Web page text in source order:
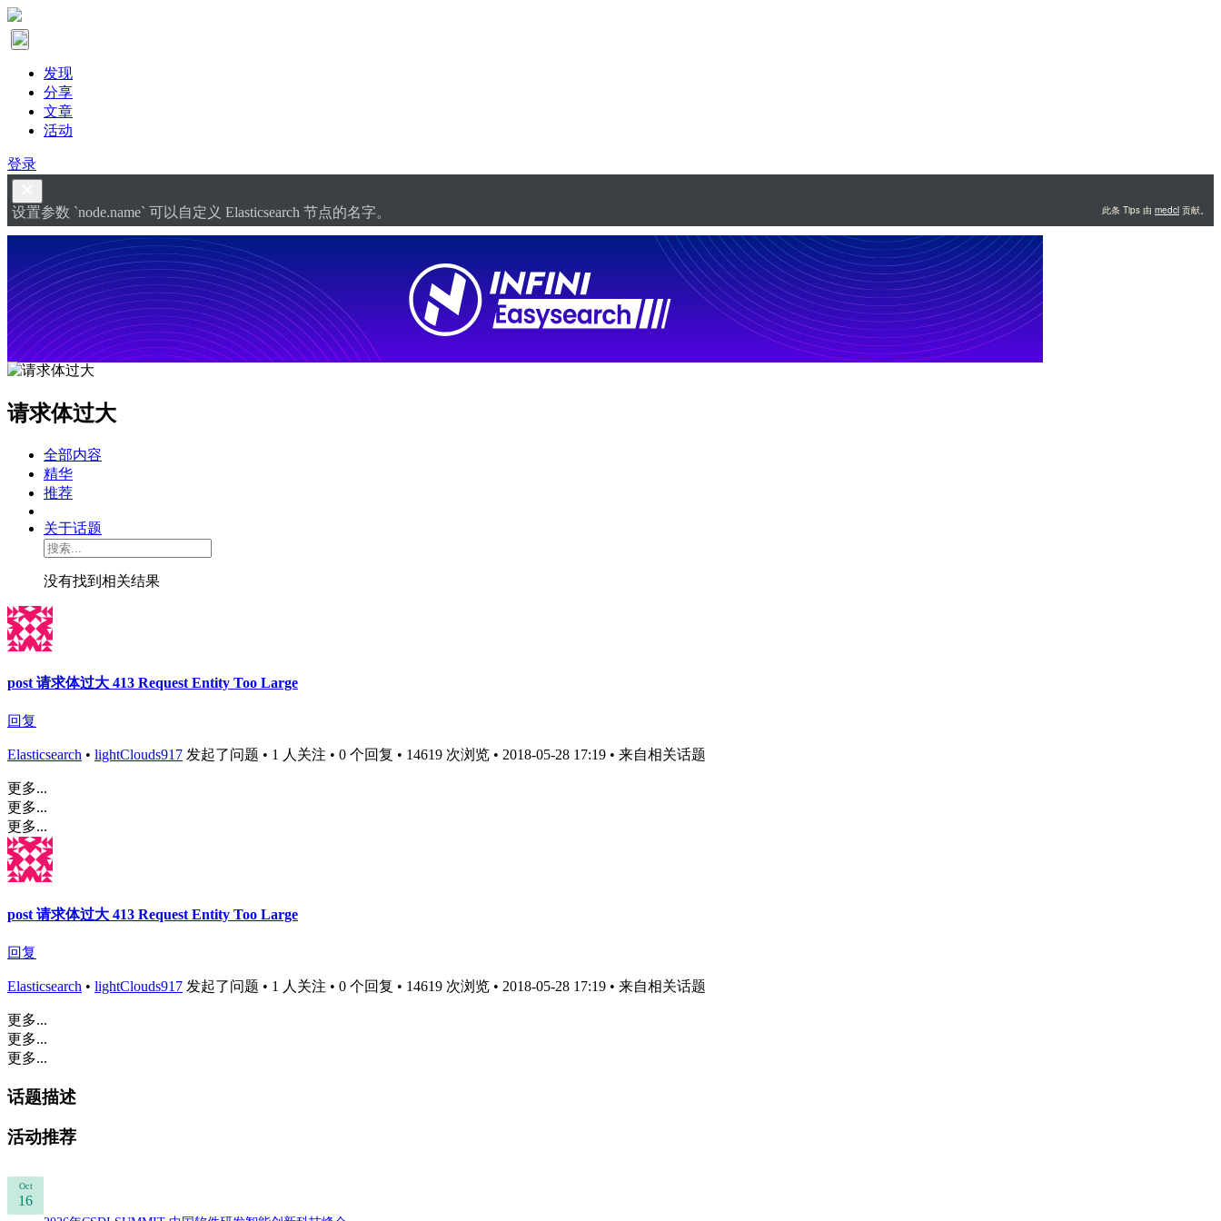
发现
分享
文章
活动
登录
设置参数 `node.name` 可以自定义 Elasticsearch 节点的名字。 此条 Tips 由 medcl 贡献。
请求体过大
全部内容
精华
推荐
关于话题
没有找到相关结果
post 请求体过大 413 Request Entity Too Large
回复
Elasticsearch • lightClouds917 发起了问题 • 1 人关注 • 0 个回复 • 14619 次浏览 • 2018-05-28 17:19 • 来自相关话题
更多...
更多...
更多...
post 请求体过大 413 Request Entity Too Large
回复
Elasticsearch • lightClouds917 发起了问题 • 1 人关注 • 0 个回复 • 14619 次浏览 • 2018-05-28 17:19 • 来自相关话题
更多...
更多...
更多...
话题描述
活动推荐
Oct
16